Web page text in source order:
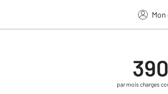
par mois charges